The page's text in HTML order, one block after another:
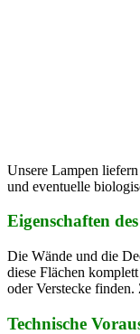
Unsere Lampen
und eventuelle
Eigenschaften
Die Wände und die
diese Flächen
oder Verstecke
Technische